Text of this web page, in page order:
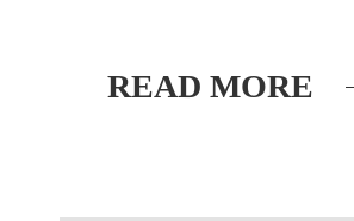
READ MORE